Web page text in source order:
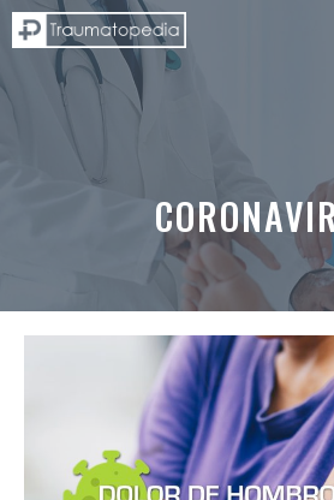
Saltar
al
contenido